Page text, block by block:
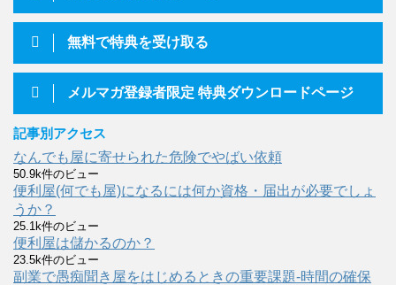
無料で特典を受け取る
メルマガ登録者限定 特典ダウンロードページ
記事別アクセス
なんでも屋に寄せられた危険でやばい依頼
50.9k件のビュー
便利屋(何でも屋)になるには何か資格・届出が必要でしょ
うか？
25.1k件のビュー
便利屋は儲かるのか？
23.5k件のビュー
副業で愚痴聞き屋をはじめるときの重要課題-時間の確保